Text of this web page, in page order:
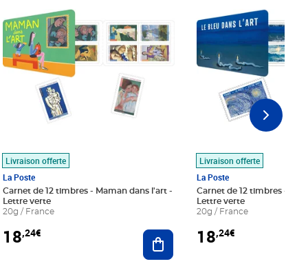
au panier
Livraison offerte
La Poste
Carnet de 12 timbres - Maman dans l'art -
Lettre verte
20g / France
18,24€ Ajouter au panier
Livraison offerte
La Poste
Carnet de 12 timbres - Le
Lettre verte
20g / France
18,24€